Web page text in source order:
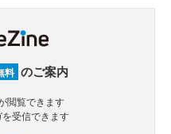
料 のご案内
閲覧できます
を受信できます